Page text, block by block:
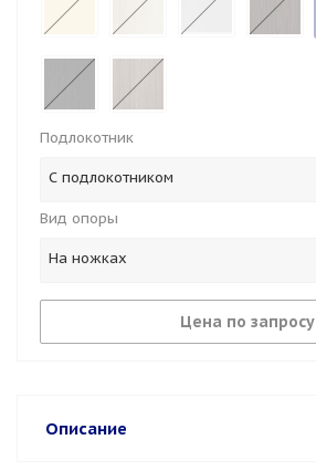
Подлокотник
С подлокотником
Вид опоры
На ножках
Цена по запросу
Описание